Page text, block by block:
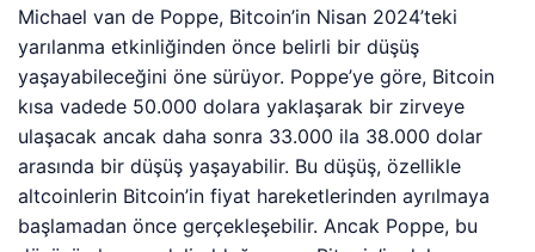
Michael van de Poppe, Bitcoin’in Nisan 2024’teki
yarılanma etkinliğinden önce belirli bir düşüş
yaşayabileceğini öne sürüyor. Poppe’ye göre, Bitcoin
kısa vadede 50.000 dolara yaklaşarak bir zirveye
ulaşacak ancak daha sonra 33.000 ila 38.000 dolar
arasında bir düşüş yaşayabilir. Bu düşüş, özellikle
altcoinlerin Bitcoin’in fiyat hareketlerinden ayrılmaya
başlamadan önce gerçekleşebilir. Ancak Poppe, bu